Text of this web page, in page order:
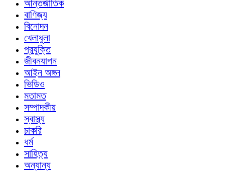
আন্তর্জাতিক
বাণিজ্য
বিনোদন
খেলাধুলা
প্রযুক্তি
জীবনযাপন
আইন অঙ্গন
ভিডিও
মতামত
সম্পাদকীয়
স্বাস্থ্য
চাকরি
ধর্ম
সাহিত্য
অন্যান্য